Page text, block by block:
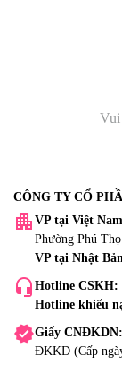
Vui
CÔNG TY CỔ
apartment VP tại Việt
Phường Phú
VP tại Nhật
headset_mic Hotline CSKH:
Hotline khiếu
verifiedGiấy CNĐKDN:
ĐKKD (Cấp